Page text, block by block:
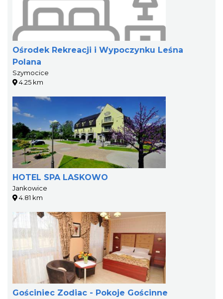
Ośrodek Rekreacji i Wypoczynku Leśna
Polana
Szymocice
4.25 km
HOTEL SPA LASKOWO
Jankowice
4.81 km
Gościniec Zodiac - Pokoje Gościnne